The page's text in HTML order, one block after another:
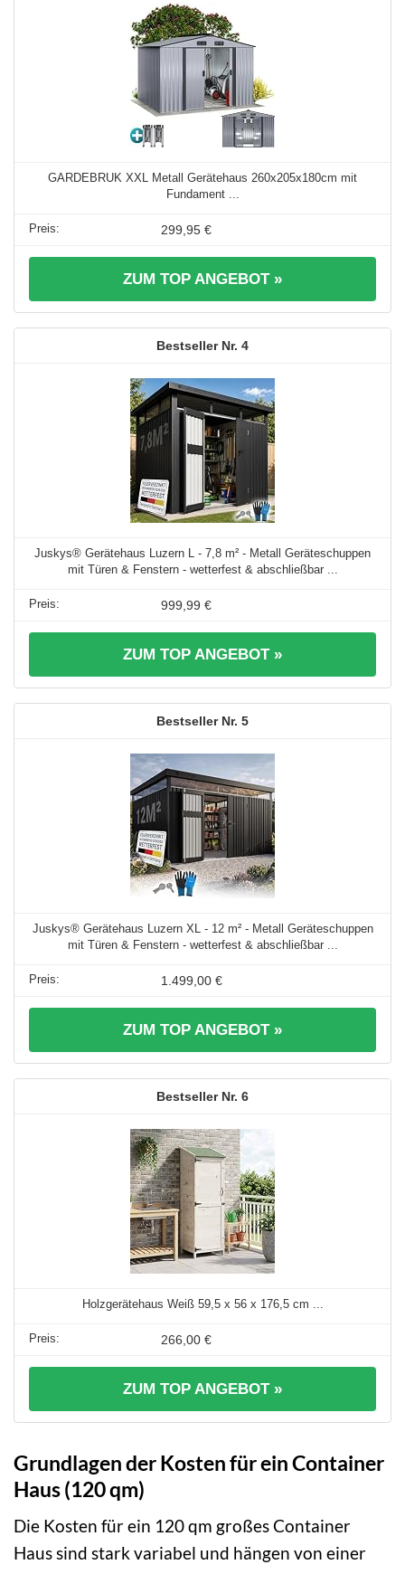
GARDEBRUK XXL Metall Gerätehaus 260x205x180cm mit
Fundament ...
299,95 €
ZUM TOP ANGEBOT »
4
Juskys® Gerätehaus Luzern L - 7,8 m² - Metall Geräteschuppen
mit Türen & Fenstern - wetterfest & abschließbar ...
999,99 €
ZUM TOP ANGEBOT »
5
Juskys® Gerätehaus Luzern XL - 12 m² - Metall Geräteschuppen
mit Türen & Fenstern - wetterfest & abschließbar ...
1.499,00 €
ZUM TOP ANGEBOT »
6
Holzgerätehaus Weiß 59,5 x 56 x 176,5 cm ...
266,00 €
ZUM TOP ANGEBOT »
Grundlagen der Kosten für ein Container
Haus (120 qm)
Die Kosten für ein 120 qm großes Container
Haus sind stark variabel und hängen von einer